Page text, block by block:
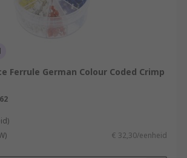
Ferrule German Colour Coded Crimp
€ 32,30/eenheid